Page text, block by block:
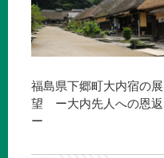
福島県下郷町大内宿の展
望 ー大内先人への恩返
ー